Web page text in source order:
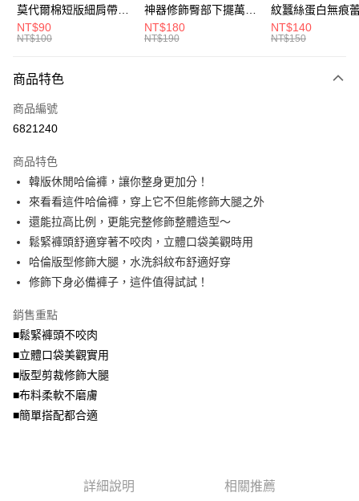
Google Pay
全盈+PAY
大哥付你分期
【大哥付你分期使用說明】
1.本服務由台灣大哥大提供，台灣大哥大用戶可立即使用無須另外申請。
流程，驗證手機門號後，選擇欲分期的期數、繳款截止日，確認付款後即完
成交易。
3.實際核准額度、可分期數及費用金額請依後續交易確認頁面所載為準。
4.訂單成立30分鐘內，如未前往確認交易或遇審核未通過，訂單將自動取
法說明評估內容。
【繳款方式說明】
1.分期款項不併入電信帳單，「大哥付你分期」於每月結算日後寄送繳費提
醒簡訊。
2.透過簡訊連結打開帳單後，可選擇「超商條碼／台灣大直營門市／銀行轉
【注意事項】
1.本服務係由「台灣大哥大股份有限公司」（以下簡稱本公司）所提供，讓
用戶於交易時，得透過本服務購買商品或服務，並由商店將買賣／分期付款
買賣價金債權讓與本公司後，依約使用本公司帳單繳交帳款。
資料（包含姓名、電話或地址）提供予台灣大哥大進項蒐集、處理及利用，
由本公司與您本人進行分期帳單所需資料之確認、核對及更正。
AFTEE先享後付
【關於「AFTEE先享後付」】
AFTEE先享後付是「在收到商品之後才付款」的支付方式。 讓您購物簡單
便利好安心！
１．簡單：不需註冊會員、不需綁卡、不需儲值。
２．便利：只要手機號碼，簡訊認證，即可結帳。
３．安心：先確認商品／服務後，再付款。
【「AFTEE先享後付」結帳流程】
１．於結帳方式選擇「AFTEE先享後付」後，將跳轉至「AFTEE先享後付」
３．收到繳費通知簡訊後14天內，點擊此簡訊中的連結，可透過四大超商／
ATM／網路銀行／等多元方式進行付款，方視為交易完成。
※ 請注意：結帳手續完成當下不需立刻繳費，但若您需要取消訂單，請聯絡
購買商品的店家。未經商家同意取消之訂單仍視為有效，需透過AFTEE先享
後付繳納相關費用。
※ 交易是否成功請以「AFTEE先享後付 」之結帳頁面顯示為準，若有關於
是否繳費成功／繳費後需取消欲退款等相關疑問，請聯繫「AFTEE先享後付
客戶支援中心」https://netprotections.freshdesk.com/support/home
易，需依本服務之必要範圍內提供個人資料，並將交易相關給付款項請求債
權轉讓予恩沛科技股份有限公司。
ATM付款
全家取貨付款
每筆NT$70，滿NT$699(含以上)免運費
付款後全家取貨
每筆NT$70，滿NT$699(含以上)免運費
7-11取貨付款
每筆NT$70，滿NT$799(含以上)免運費
付款後7-11取貨
每筆NT$70，滿NT$699(含以上)免運費
莫代爾棉短版細肩帶素
色背心(白.黑.灰L-2L)-
U582眼圈熊中大尺碼
NT$90
NT$100
神器修飾臀部下擺萬用
內搭裙/遮臀裙(黑2L-
6L)-Q155眼圈熊中大
NT$180
NT$190
紋蠶絲蛋白無痕
角內褲(白.粉.藍.
3L)-L28眼圈熊中
NT$140
NT$150
商品特色
商品編號
6821240
商品特色
韓版休閒哈倫褲，讓你整身更加分！
來看看這件哈倫褲，穿上它不但能修飾大腿之外
還能拉高比例，更能完整修飾整體造型～
鬆緊褲頭舒適穿著不咬肉，立體口袋美觀時用
哈倫版型修飾大腿，水洗斜紋布舒適好穿
修飾下身必備褲子，這件值得試試！
銷售重點
■鬆緊褲頭不咬肉
■立體口袋美觀實用
■版型剪裁修飾大腿
■布料柔軟不磨膚
■簡單搭配都合適
詳細說明 相關推薦